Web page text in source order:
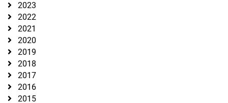
2023
2022
2021
2020
2019
2018
2017
2016
2015